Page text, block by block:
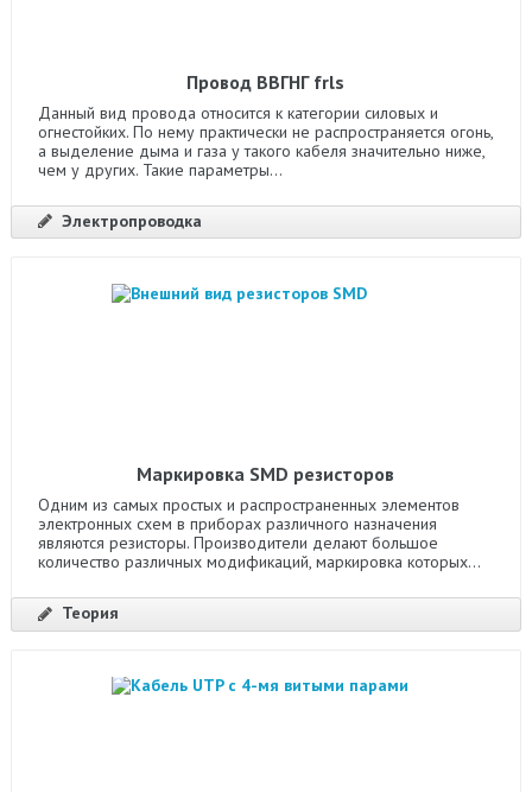
Провод ВВГНГ frls
Данный вид провода относится к категории силовых и
огнестойких. По нему практически не распространяется огонь,
а выделение дыма и газа у такого кабеля значительно ниже,
чем у других. Такие параметры...
Электропроводка
Маркировка SMD резисторов
Одним из самых простых и распространенных элементов
электронных схем в приборах различного назначения
являются резисторы. Производители делают большое
количество различных модификаций, маркировка которых...
Теория